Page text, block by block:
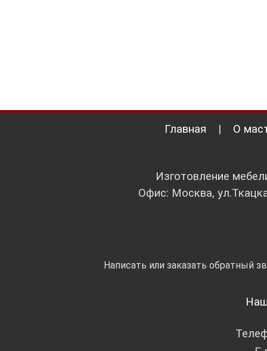
Главная | О
Изготовление
Офис: Москва,
Написать или заказать обратный